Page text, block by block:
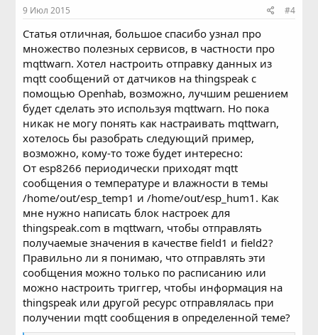
9 Июл 2015 #4
Статья отличная, большое спасибо узнал про
множество полезных сервисов, в частности про
mqttwarn. Хотел настроить отправку данных из
mqtt сообщений от датчиков на thingspeak с
помощью Openhab, возможно, лучшим решением
будет сделать это используя mqttwarn. Но пока
никак не могу понять как настраивать mqttwarn,
хотелось бы разобрать следующий пример,
возможно, кому-то тоже будет интересно:
От esp8266 периодически приходят mqtt
сообщения о температуре и влажности в темы
/home/out/esp_temp1 и /home/out/esp_hum1. Как
мне нужно написать блок настроек для
thingspeak.com в mqttwarn, чтобы отправлять
получаемые значения в качестве field1 и field2?
Правильно ли я понимаю, что отправлять эти
сообщения можно только по расписанию или
можно настроить триггер, чтобы информация на
thingspeak или другой ресурс отправлялась при
получении mqtt сообщения в определенной теме?